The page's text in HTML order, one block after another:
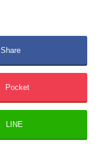
Share
Pocket
LINE